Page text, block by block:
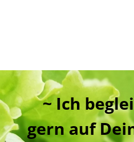
~ Ich
gern auf